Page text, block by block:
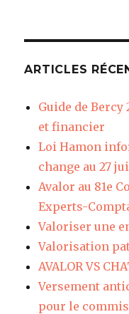
ARTICLES
Guide de
et financier
Loi Hamon
change au 27
Avalor au 81e
Experts-
Valoriser une
Valorisation
AVALOR VS
Versement
pour le